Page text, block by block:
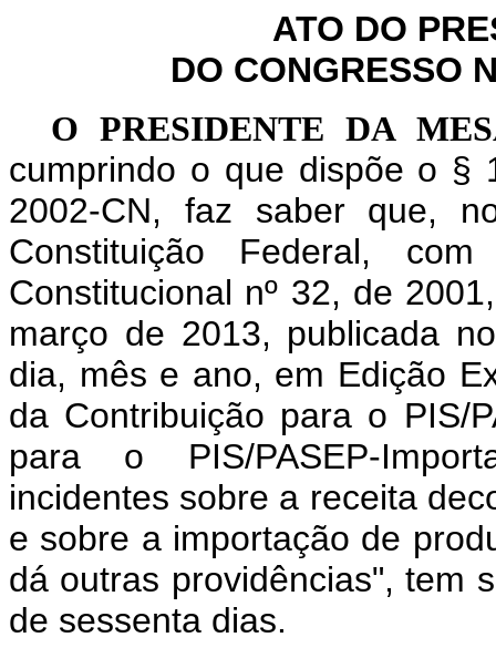
ATO DO
DO CONGRESSO
O PRESIDENTE DA
cumprindo o que dispõe o §
2002-CN, faz saber que,
Constituição Federal,
Constitucional nº 32, de
março de 2013, publicada
dia, mês e ano, em Edição
da Contribuição para o PIS/
para o PIS/PASEP-
incidentes sobre a receita
e sobre a importação de
dá outras providências", tem
de sessenta dias.